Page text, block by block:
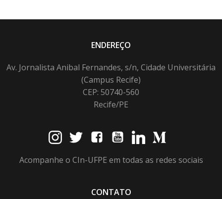
ENDEREÇO
Av. Jornalista Anibal Fernandes, s/n, Cidade Universitária
(Campus Recife)
CEP: 50740-560
Recife/PE
Acompanhe o CIn-UFPE em todas as redes sociais
CONTATO